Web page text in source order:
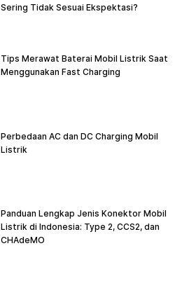
Sering Tidak Sesuai Ekspektasi?
Tips Merawat Baterai Mobil Listrik Saat
Menggunakan Fast Charging
Perbedaan AC dan DC Charging Mobil
Listrik
Panduan Lengkap Jenis Konektor Mobil
Listrik di Indonesia: Type 2, CCS2, dan
CHAdeMO